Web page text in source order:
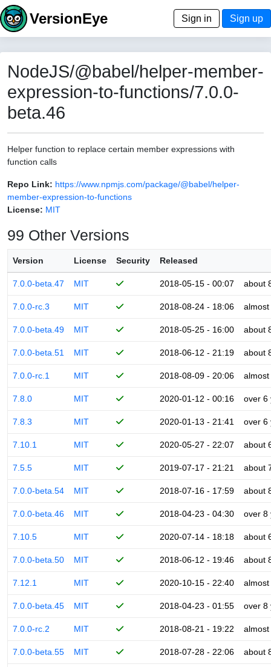
VersionEye Sign in Sign up
NodeJS/@babel/helper-member-
expression-to-functions/7.0.0-
beta.46
Helper function to replace certain member expressions with
function calls
Repo Link: https://www.npmjs.com/package/@babel/helper-
member-expression-to-functions
License: MIT
99 Other Versions
Version License Security Released
7.0.0-beta.47 MIT 2018-05-15 - 00:07 about
7.0.0-rc.3 MIT 2018-08-24 - 18:06
7.0.0-beta.49 MIT 2018-05-25 - 16:00 about
7.0.0-beta.51 MIT 2018-06-12 - 21:19 about
7.0.0-rc.1 MIT 2018-08-09 - 20:06
7.8.0 MIT 2020-01-12 - 00:16 over 6
7.8.3 MIT 2020-01-13 - 21:41 over 6
7.10.1 MIT 2020-05-27 - 22:07 about
7.5.5 MIT 2019-07-17 - 21:21 about
7.0.0-beta.54 MIT 2018-07-16 - 17:59 about
7.0.0-beta.46 MIT 2018-04-23 - 04:30 over 8
7.10.5 MIT 2020-07-14 - 18:18 about
7.0.0-beta.50 MIT 2018-06-12 - 19:46 about
7.12.1 MIT 2020-10-15 - 22:40
7.0.0-beta.45 MIT 2018-04-23 - 01:55 over 8
7.0.0-rc.2 MIT 2018-08-21 - 19:22
7.0.0-beta.55 MIT 2018-07-28 - 22:06 about